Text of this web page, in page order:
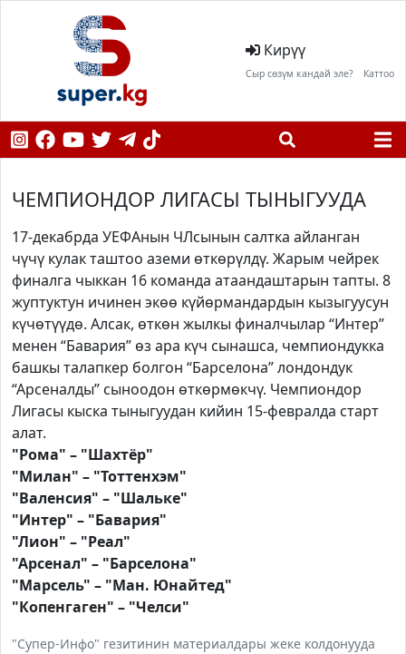
Кирүү
Сыр сөзүм кандай эле? Каттоо
ЧЕМПИОНДОР ЛИГАСЫ ТЫНЫГУУДА
17-декабрда УЕФАнын ЧЛсынын салтка айланган
чүчү кулак таштоо аземи өткөрүлдү. Жарым чейрек
финалга чыккан 16 команда атаандаштарын тапты. 8
жуптуктун ичинен экөө күйөрмандардын кызыгуусун
күчөтүүдө. Алсак, өткөн жылкы финалчылар “Интер”
менен “Бавария” өз ара күч сынашса, чемпиондукка
башкы талапкер болгон “Барселона” лондондук
“Арсеналды” сыноодон өткөрмөкчү. Чемпиондор
Лигасы кыска тыныгуудан кийин 15-февралда старт
алат.
"Рома" – "Шахтёр"
"Милан" – "Тоттенхэм"
"Валенсия" – "Шальке"
"Интер" – "Бавария"
"Лион" – "Реал"
"Арсенал" – "Барселона"
"Марсель" – "Ман. Юнайтед"
"Копенгаген" – "Челси"
"Супер-Инфо" гезитинин материалдары жеке колдонууда